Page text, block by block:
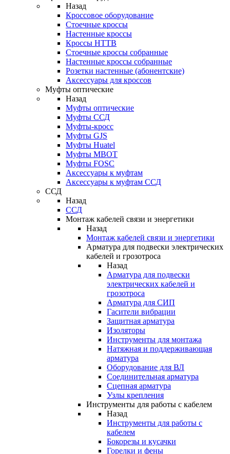
Назад
Кроссовое оборудование
Стоечные кроссы
Настенные кроссы
Кроссы HTTB
Стоечные кроссы собранные
Настенные кроссы собранные
Розетки настенные (абонентские)
Аксессуары для кроссов
Муфты оптические
Назад
Муфты оптические
Муфты ССД
Муфты-кросс
Муфты GJS
Муфты Huatel
Муфты МВОТ
Муфты FOSC
Аксессуары к муфтам
Аксессуары к муфтам ССД
ССД
Назад
ССД
Монтаж кабелей связи и энергетики
Назад
Монтаж кабелей связи и энергетики
Арматура для подвески электрических
кабелей и грозотроса
Назад
Арматура для подвески
электрических кабелей и
грозотроса
Арматура для СИП
Гасители вибрации
Защитная арматура
Изоляторы
Инструменты для монтажа
Натяжная и поддерживающая
арматура
Оборудование для ВЛ
Соединительная арматура
Сцепная арматура
Узлы крепления
Инструменты для работы с кабелем
Назад
Инструменты для работы с
кабелем
Бокорезы и кусачки
Горелки и фены